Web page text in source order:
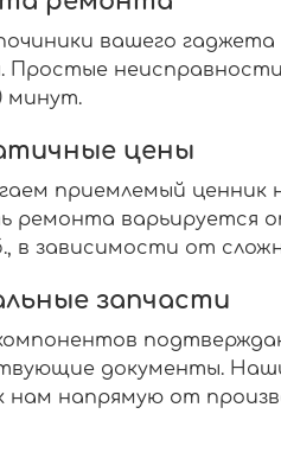
вашего
Простые
минут.
цены
приемлемый ценник
ремонта варьируется
в зависимости от
запчасти
документы.
нам напрямую от